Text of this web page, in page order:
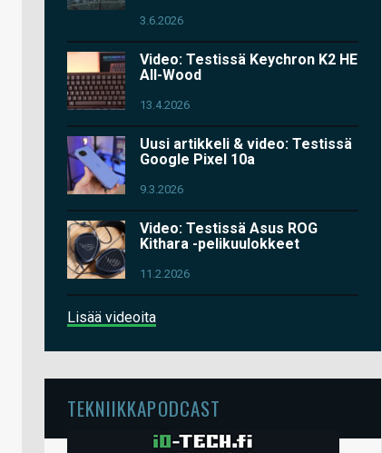
3.6.2026
Video: Testissä Keychron K2 HE
All-Wood
13.4.2026
Uusi artikkeli & video: Testissä
Google Pixel 10a
9.3.2026
Video: Testissä Asus ROG
Kithara -pelikuulokkeet
11.2.2026
Lisää videoita
TEKNIIKKAPODCAST